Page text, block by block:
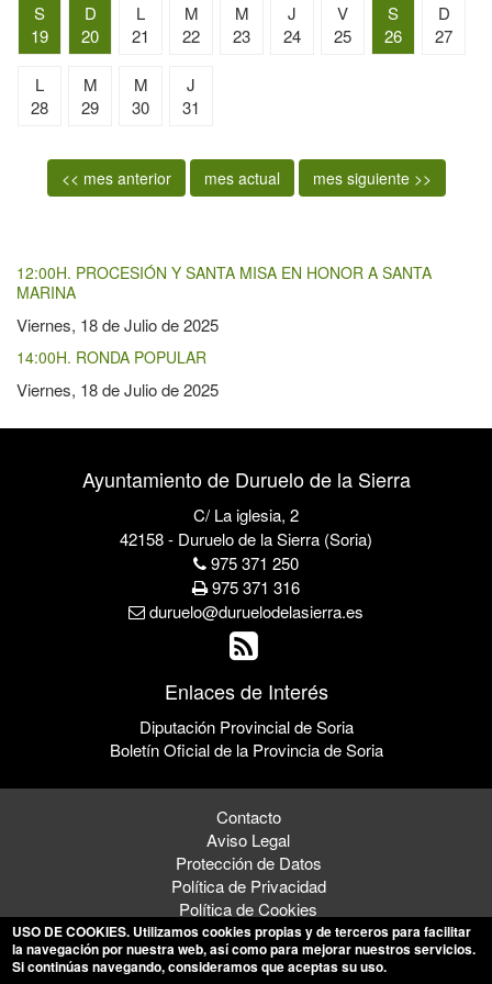
S
19
D
20
L
21
M
22
M
23
J
24
V
25
S
26
D
27
L
28
M
29
M
30
J
31
<< mes anterior mes actual mes siguiente >>
12:00H. PROCESIÓN Y SANTA MISA EN HONOR A SANTA
MARINA
Viernes, 18 de Julio de 2025
14:00H. RONDA POPULAR
Viernes, 18 de Julio de 2025
Ayuntamiento de Duruelo de la Sierra
C/ La iglesia, 2
42158 - Duruelo de la Sierra (Soria)
975 371 250
975 371 316
duruelo@duruelodelasierra.es
Enlaces de Interés
Diputación Provincial de Soria
Boletín Oficial de la Provincia de Soria
Contacto
Aviso Legal
Protección de Datos
Política de Privacidad
Política de Cookies
USO DE COOKIES. Utilizamos cookies propias y de terceros para facilitar
la navegación por nuestra web, así como para mejorar nuestros servicios.
Si continúas navegando, consideramos que aceptas su uso.